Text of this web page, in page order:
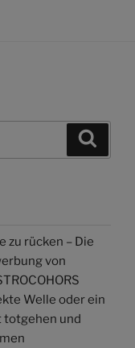
zu rücken – Die
von
Welle oder ein
totgehen und